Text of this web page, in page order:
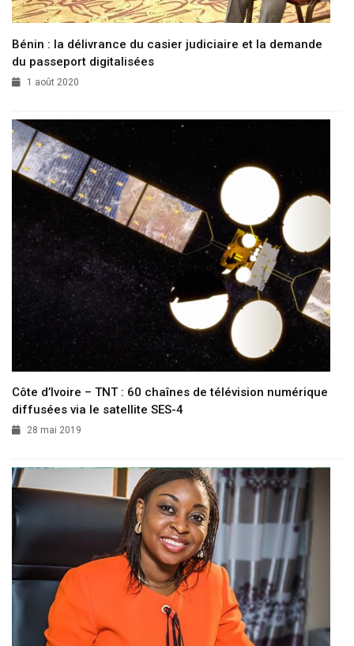
Bénin : la délivrance du casier judiciaire et la demande
du passeport digitalisées
1 août 2020
Côte d’Ivoire – TNT : 60 chaînes de télévision numérique
diffusées via le satellite SES-4
28 mai 2019